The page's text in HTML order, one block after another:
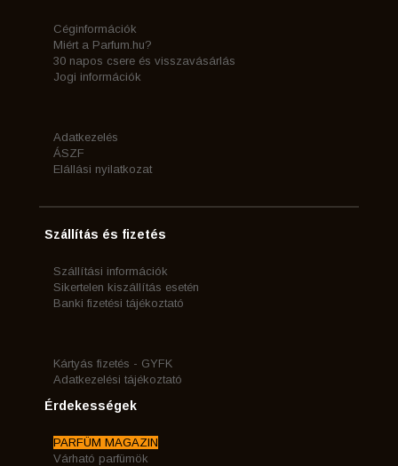
Céginformációk
Miért a Parfum.hu?
30 napos csere és visszavásárlás
Jogi információk
Adatkezelés
ÁSZF
Elállási nyilatkozat
Szállítás és fizetés
Szállítási információk
Sikertelen kiszállítás esetén
Banki fizetési tájékoztató
Kártyás fizetés - GYFK
Adatkezelési tájékoztató
Érdekességek
PARFÜM MAGAZIN
Várható parfümök